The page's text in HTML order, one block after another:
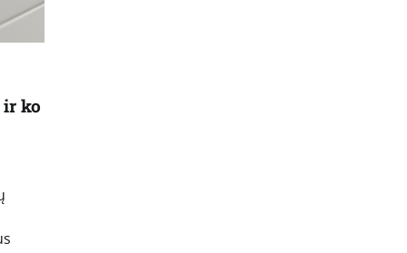
ko